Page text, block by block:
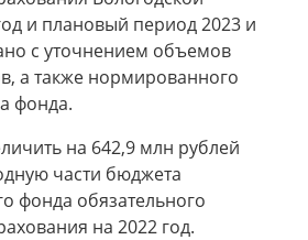
и плановый период 2023 и
с уточнением объемов
а также нормированного
фонда.
на 642,9 млн рублей
части бюджета
фонда обязательного
на 2022 год.